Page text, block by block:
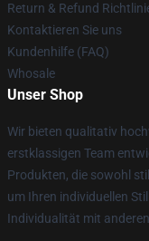
Return & Refund
Kontaktieren Sie uns
Kundenhilfe (FAQ)
Whosale
Unser Shop
Wir bieten qualitativ
erstklassigen Team
Produkten, die sowohl
um Ihren individuellen
Individualität mit anderen